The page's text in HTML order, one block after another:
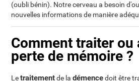
(oubli bénin). Notre cerveau a besoin
nouvelles informations de manière
Comment traiter ou
perte de mémoire ?
Letraitementde ladémencedoit être